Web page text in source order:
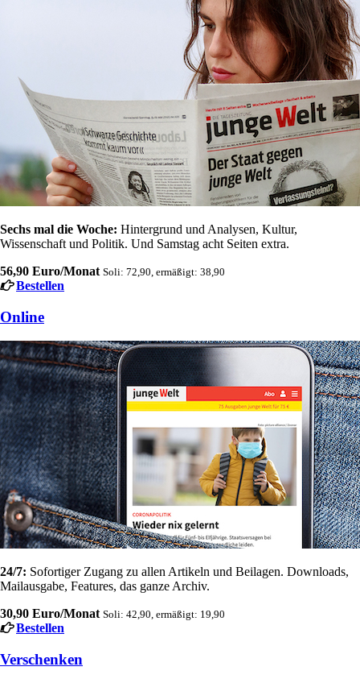
Sechs mal die Woche: Hintergrund und Analysen, Kultur,
Wissenschaft und Politik. Und Samstag acht Seiten extra.
56,90 Euro/Monat Soli: 72,90, ermäßigt: 38,90
Bestellen
Online
24/7: Sofortiger Zugang zu allen Artikeln und Beilagen. Downloads,
Mailausgabe, Features, das ganze Archiv.
30,90 Euro/Monat Soli: 42,90, ermäßigt: 19,90
Bestellen
Verschenken